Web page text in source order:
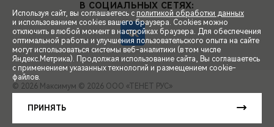
СПЕЦПРЕДЛОЖЕНИЯ
ЗАПИСЬ НА ТЕСТ-ДРАЙВ
В СОЦИАЛЬНЫХ СЕТЯХ:
© 2026 Максимум © 2026 ООО «ТЕНЕТ РУС»
Сделано в ПЕРКС
Используя сайт, вы соглашаетесь с политикой обработки данных
и использованием cookies вашего браузера. Cookies можно
отключить в любой момент в настройках браузера. Для обеспечения
оптимальной работы и улучшения пользовательского опыта на сайте
могут использоваться системы веб-аналитики (в том числе
Яндекс.Метрика). Продолжая использование сайта, Вы соглашаетесь
с применением указанных технологий и размещением cookie-
файлов.
ПРИНЯТЬ